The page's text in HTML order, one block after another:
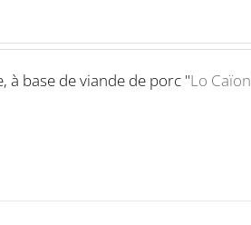
à base de viande de porc "Lo Caïon